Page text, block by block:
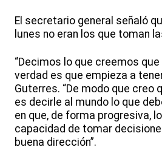
El secretario general señaló
lunes no eran los que toman
“Decimos lo que creemos
verdad es que empieza a
Guterres. “De modo que creo
es decirle al mundo lo que
en que, de forma progresiva,
capacidad de tomar
buena dirección”.